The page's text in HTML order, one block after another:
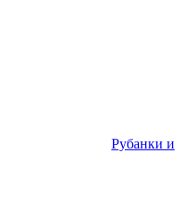
Рубанки и